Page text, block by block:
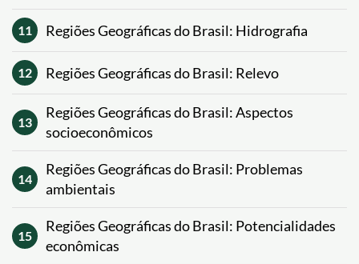
11 Regiões Geográficas do Brasil: Hidrografia
12 Regiões Geográficas do Brasil: Relevo
13
Regiões Geográficas do Brasil: Aspectos
socioeconômicos
14
Regiões Geográficas do Brasil: Problemas
ambientais
15
Regiões Geográficas do Brasil: Potencialidades
econômicas